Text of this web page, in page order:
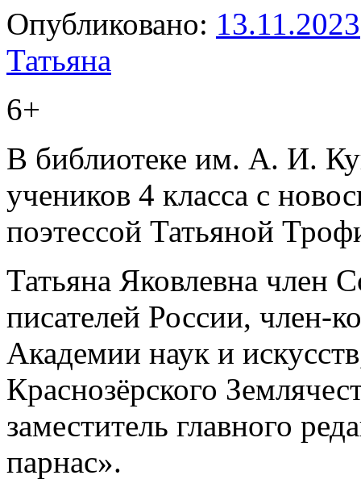
Опубликовано: 13.11.2023
Татьяна
6+
В библиотеке им. А. И.
учеников 4 класса с
поэтессой Татьяной
Татьяна Яковлевна член
писателей России, член-
Академии наук и
Краснозёрского
заместитель главного
парнас».